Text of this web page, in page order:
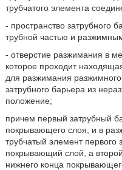
трубчатого элемента
- пространство затрубного
трубной частью и
- отверстие разжимания в
которое проходит
для разжимания
затрубного барьера из
положение;
причем первый затрубный
покрывающего слоя, и в
трубчатый элемент первого
покрывающий слой, а
нижнего конца